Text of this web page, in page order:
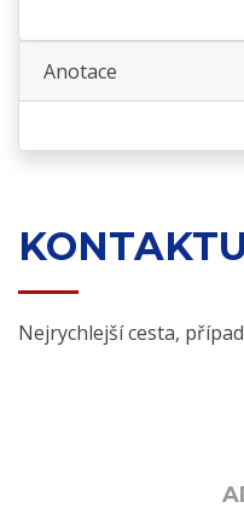
Anotace
Nejrychlejší cesta,